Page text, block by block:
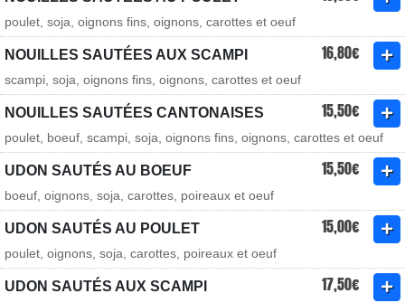
poulet, soja, oignons fins, oignons, carottes et oeuf
NOUILLES SAUTÉES AUX SCAMPI 16,80€
scampi, soja, oignons fins, oignons, carottes et oeuf
NOUILLES SAUTÉES CANTONAISES 15,50€
poulet, boeuf, scampi, soja, oignons fins, oignons, carottes et oeuf
UDON SAUTÉS AU BOEUF 15,50€
boeuf, oignons, soja, carottes, poireaux et oeuf
UDON SAUTÉS AU POULET 15,00€
poulet, oignons, soja, carottes, poireaux et oeuf
UDON SAUTÉS AUX SCAMPI 17,50€